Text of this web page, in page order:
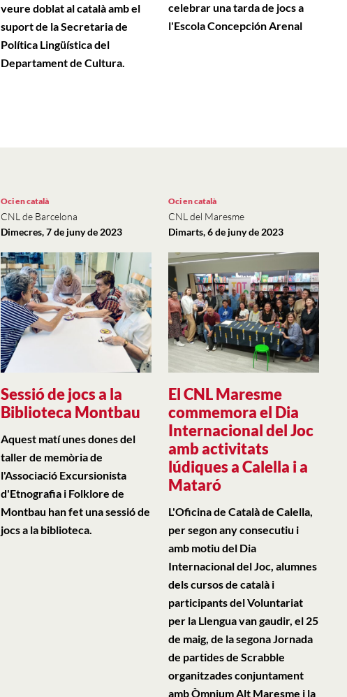
veure doblat al català amb el
suport de la Secretaria de
Política Lingüística del
Departament de Cultura.
celebrar una tarda de jocs a
l'Escola Concepción Arenal
Sessió de jocs a la
Biblioteca Montbau
Oci en català
CNL de Barcelona
Dimecres, 7 de juny de 2023
Aquest matí unes dones del
taller de memòria de
l'Associació Excursionista
d'Etnografia i Folklore de
Montbau han fet una sessió de
jocs a la biblioteca.
El CNL Maresme
commemora el Dia
Internacional del Joc
amb activitats
lúdiques a Calella i a
Mataró
Oci en català
CNL del Maresme
Dimarts, 6 de juny de 2023
L'Oficina de Català de Calella,
per segon any consecutiu i
amb motiu del Dia
Internacional del Joc, alumnes
dels cursos de català i
participants del Voluntariat
per la Llengua van gaudir, el 25
de maig, de la segona Jornada
de partides de Scrabble
organitzades conjuntament
amb Òmnium Alt Maresme i la